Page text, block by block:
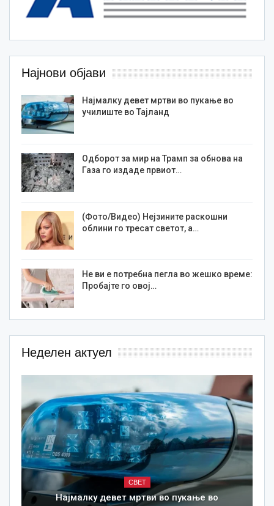
Најнови објави
Најмалку девет мртви во пукање во
училиште во Тајланд
Одборот за мир на Трамп за обнова на
Газа го издаде првиот…
(Фото/Видео) Нејзините раскошни
облини го тресат светот, а…
Не ви е потребна пегла во жешко време:
Пробајте го овој…
Неделен актуел
СВЕТ
Најмалку девет мртви во пукање во